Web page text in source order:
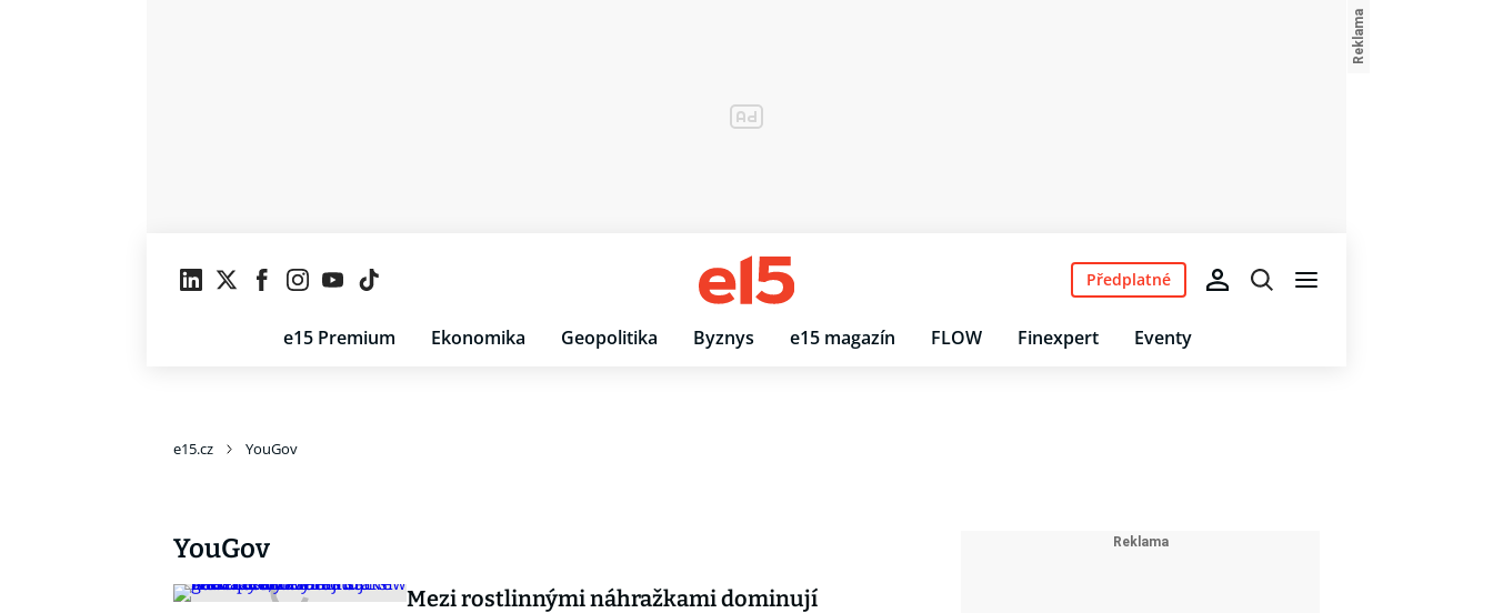
e15 Premium Ekonomika Geopolitika Byznys e15 magazín FLOW Finexpert Eventy
Předplatné
e15.cz YouGov
YouGov
Mezi rostlinnými náhražkami dominují